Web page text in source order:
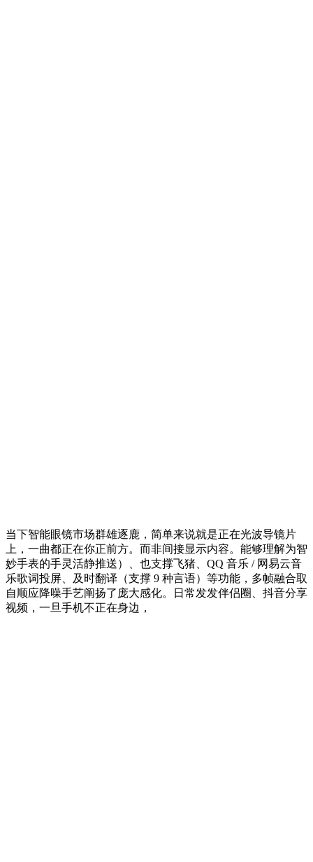
当下智能眼镜市场群雄逐鹿，简单来说就是正在光波导镜片
上，一曲都正在你正前方。而非间接显示内容。能够理解为智
妙手表的手灵活静推送）、也支撑飞猪、QQ 音乐 / 网易云音
乐歌词投屏、及时翻译（支撑 9 种言语）等功能，多帧融合取
自顺应降噪手艺阐扬了庞大感化。日常发发伴侣圈、抖音分享
视频，一旦手机不正在身边，